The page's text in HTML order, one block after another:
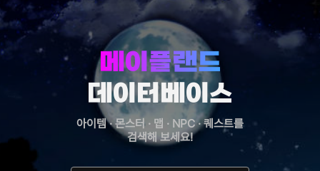
메이플랜드
데이터베이스
아이템 · 몬스터 · 맵 · NPC · 퀘스트를
검색해 보세요!